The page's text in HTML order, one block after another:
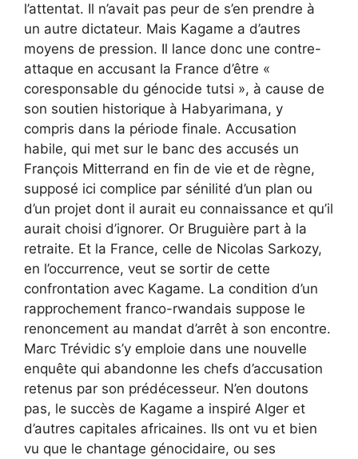
l’attentat. Il n’avait pas peur de s’en prendre à
un autre dictateur. Mais Kagame a d’autres
moyens de pression. Il lance donc une contre-
attaque en accusant la France d’être «
coresponsable du génocide tutsi », à cause de
son soutien historique à Habyarimana, y
compris dans la période finale. Accusation
habile, qui met sur le banc des accusés un
François Mitterrand en fin de vie et de règne,
supposé ici complice par sénilité d’un plan ou
d’un projet dont il aurait eu connaissance et qu’il
aurait choisi d’ignorer. Or Bruguière part à la
retraite. Et la France, celle de Nicolas Sarkozy,
en l’occurrence, veut se sortir de cette
confrontation avec Kagame. La condition d’un
rapprochement franco-rwandais suppose le
renoncement au mandat d’arrêt à son encontre.
Marc Trévidic s’y emploie dans une nouvelle
enquête qui abandonne les chefs d’accusation
retenus par son prédécesseur. N’en doutons
pas, le succès de Kagame a inspiré Alger et
d’autres capitales africaines. Ils ont vu et bien
vu que le chantage génocidaire, ou ses